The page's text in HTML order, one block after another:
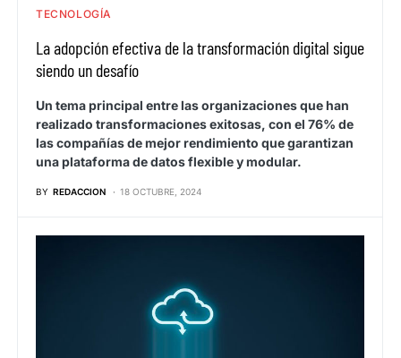
TECNOLOGÍA
La adopción efectiva de la transformación digital sigue
siendo un desafío
Un tema principal entre las organizaciones que han
realizado transformaciones exitosas, con el 76% de
las compañías de mejor rendimiento que garantizan
una plataforma de datos flexible y modular.
BY REDACCION 18 OCTUBRE, 2024